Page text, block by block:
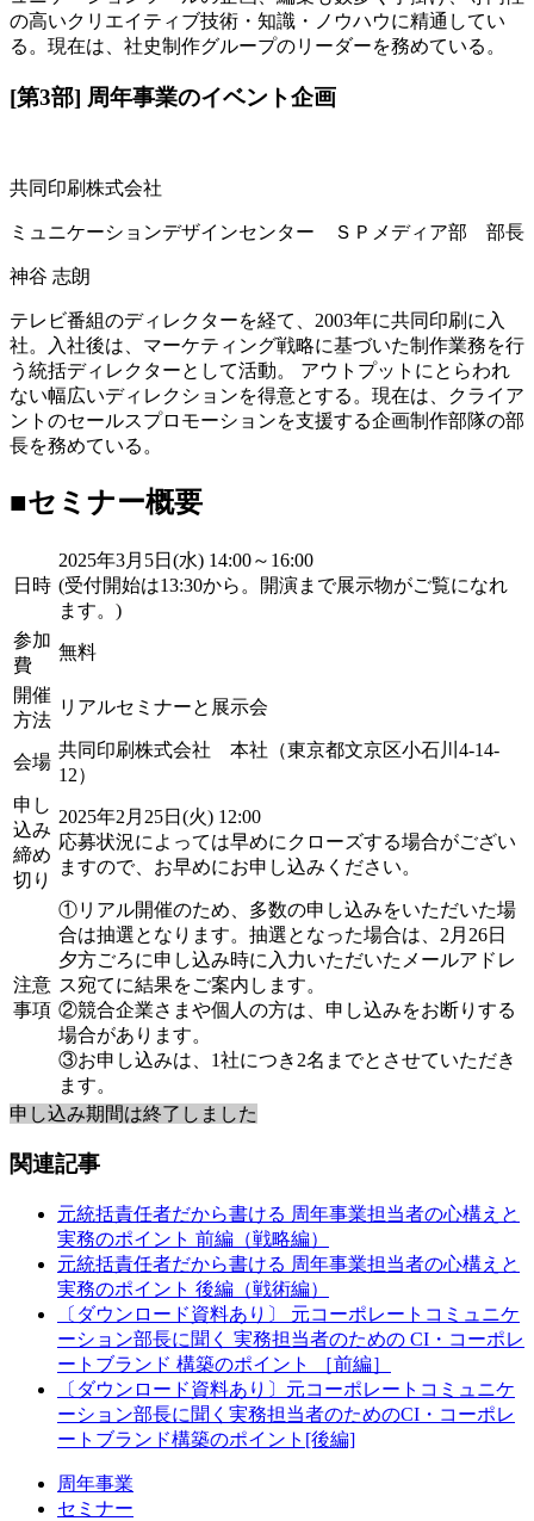
の高いクリエイティブ技術・知識・ノウハウに精通してい
る。現在は、社史制作グループのリーダーを務めている。
[第3部] 周年事業のイベント企画
共同印刷株式会社
ミュニケーションデザインセンター ＳＰメディア部 部長
神谷 志朗
テレビ番組のディレクターを経て、2003年に共同印刷に入
社。入社後は、マーケティング戦略に基づいた制作業務を行
う統括ディレクターとして活動。 アウトプットにとらわれ
ない幅広いディレクションを得意とする。現在は、クライア
ントのセールスプロモーションを支援する企画制作部隊の部
長を務めている。
■セミナー概要
日時
2025年3月5日(水) 14:00～16:00
(受付開始は13:30から。開演まで展示物がご覧になれ
ます。)
参加
費
無料
開催
方法
リアルセミナーと展示会
会場
共同印刷株式会社 本社（東京都文京区小石川4-14-
12）
申し
込み
締め
切り
2025年2月25日(火) 12:00
応募状況によっては早めにクローズする場合がござい
ますので、お早めにお申し込みください。
注意
事項
①リアル開催のため、多数の申し込みをいただいた場
合は抽選となります。抽選となった場合は、2月26日
夕方ごろに申し込み時に入力いただいたメールアドレ
ス宛てに結果をご案内します。
②競合企業さまや個人の方は、申し込みをお断りする
場合があります。
③お申し込みは、1社につき2名までとさせていただき
ます。
申し込み期間は終了しました
関連記事
元統括責任者だから書ける 周年事業担当者の心構えと
実務のポイント 前編（戦略編）
元統括責任者だから書ける 周年事業担当者の心構えと
実務のポイント 後編（戦術編）
〔ダウンロード資料あり〕 元コーポレートコミュニケ
ーション部長に聞く 実務担当者のための CI・コーポレ
ートブランド 構築のポイント ［前編］
〔ダウンロード資料あり〕元コーポレートコミュニケ
ーション部長に聞く実務担当者のためのCI・コーポレ
ートブランド構築のポイント[後編]
周年事業
セミナー